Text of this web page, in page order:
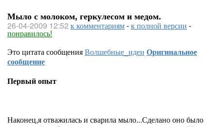
Мыло с молоком, геркулесом и медом.
26-04-2009 12:52 к комментариям-к полной версии -
понравилось!
Это цитата сообщенияВолшебные_идеи Оригинальное
сообщение
Первый опыт
Наконец,я отважилась и сварила мыло...Сделано оно было